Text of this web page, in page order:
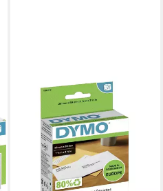
DYMO
Etikettenrolle DYMO LW-
Adressetiketten 28x 89mm
130StRolle, selbstklebend,
permanent haftend
ab 9,90 €
lieferbar - in 2-3 Werktagen bei dir